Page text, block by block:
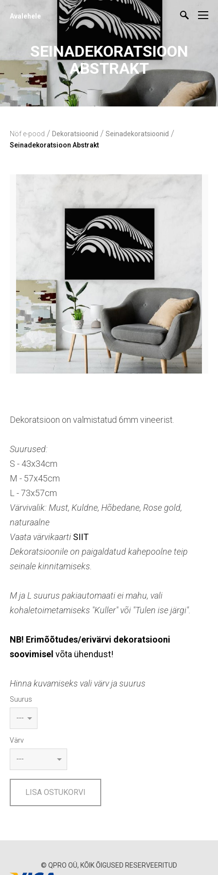
Avalehele
SEINADEKORATSIOON
ABSTRAKT
Nöf e-pood / Dekoratsioonid / Seinadekoratsioonid /
Seinadekoratsioon Abstrakt
Dekoratsioon on valmistatud 6mm vineerist.
Suurused:
S - 43x34cm
M - 57x45cm
L - 73x57cm
Värvivalik: Must, Kuldne, Hõbedane, Rose gold,
naturaalne
Vaata värvikaarti SIIT
Dekoratsioonile on paigaldatud kahepoolne teip
seinale kinnitamiseks.
M ja L suurus pakiautomaati ei mahu, vali
kohaletoimetamiseks "Kuller" või "Tulen ise järgi".
NB! Erimõõtudes/erivärvi dekoratsiooni
soovimisel võta ühendust!
Hinna kuvamiseks vali värv ja suurus
Suurus
Värv
LISA OSTUKORVI
© QPRO OÜ, KÕIK ÕIGUSED RESERVEERITUD